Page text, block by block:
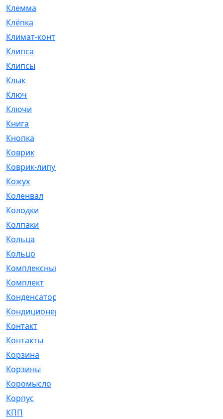
Клемма
Клёпка
Климат-контроль
Клипса
Клипсы
Клык
Ключ
Ключи
Книга
Кнопка
Коврик
Коврик-липучка
Кожух
Коленвал
Колодки
Колпаки
Кольца
Кольцо
Комплексный
Комплект
Конденсатор
Кондиционер
Контакт
Контакты
Корзина
Корзины
Коромысло
Корпус
КПП